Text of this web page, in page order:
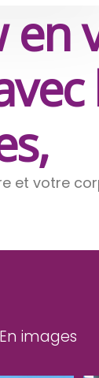
en
et votre
En images